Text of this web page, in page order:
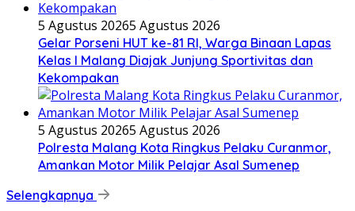
5 Agustus 20265 Agustus 2026
Gelar Porseni HUT ke-81 RI, Warga Binaan Lapas
Kelas I Malang Diajak Junjung Sportivitas dan
Kekompakan
5 Agustus 20265 Agustus 2026
Polresta Malang Kota Ringkus Pelaku Curanmor,
Amankan Motor Milik Pelajar Asal Sumenep
Selengkapnya